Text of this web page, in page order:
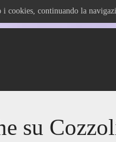
continuando la
su